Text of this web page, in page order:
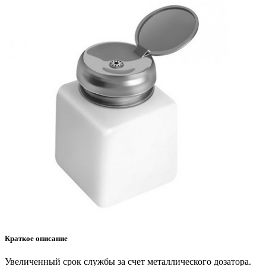
Краткое описание
Увеличенный срок службы за счет металлического дозатора.